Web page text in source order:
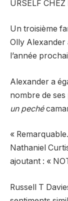
URSELF CHEZ
Un troisième
Olly Alexander
l’année
Alexander a
nombre de ses
un peché
«
Nathaniel
ajoutant : «
Russell T